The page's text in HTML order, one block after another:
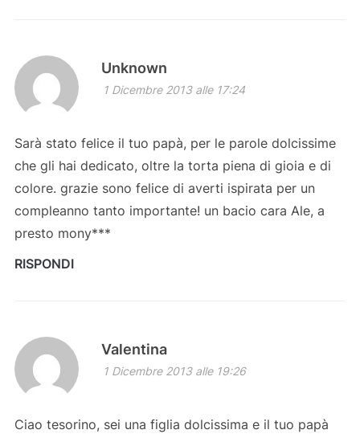
Unknown
1 Dicembre 2013 alle 17:24
Sarà stato felice il tuo papà, per le parole dolcissime
che gli hai dedicato, oltre la torta piena di gioia e di
colore. grazie sono felice di averti ispirata per un
compleanno tanto importante! un bacio cara Ale, a
presto mony***
RISPONDI
Valentina
1 Dicembre 2013 alle 19:26
Ciao tesorino, sei una figlia dolcissima e il tuo papà